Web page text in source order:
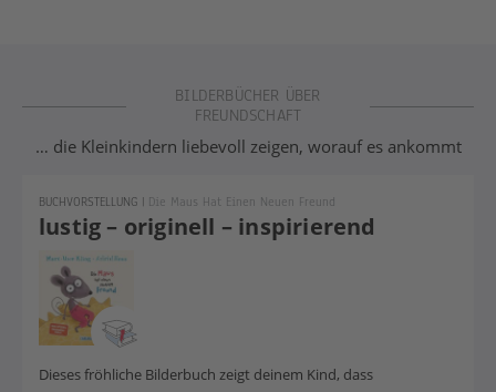
BILDERBÜCHER ÜBER
FREUNDSCHAFT
… die Kleinkindern liebevoll zeigen, worauf es ankommt
lustig – originell – inspirierend
BUCHVORSTELLUNG | Die Maus Hat Einen Neuen Freund
Dieses fröhliche Bilderbuch zeigt deinem Kind, dass